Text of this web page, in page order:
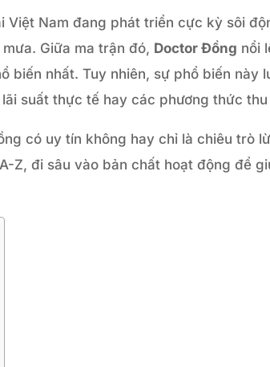
Nam đang phát triển cực kỳ sôi
Giữa ma trận đó, Doctor Đồng nổi
biến nhất. Tuy nhiên, sự phổ biến này
suất thực tế hay các phương thức thu
có uy tín không hay chỉ là chiêu trò
Z, đi sâu vào bản chất hoạt động để